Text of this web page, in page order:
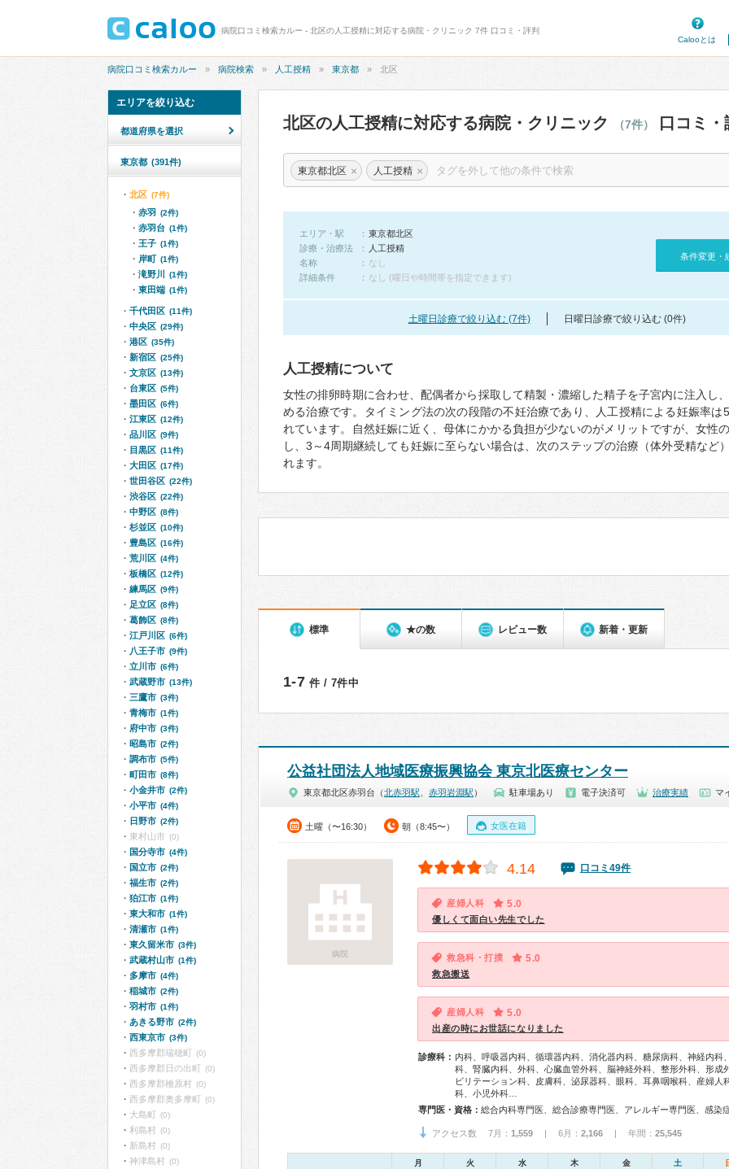
病院口コミ検索カルー - 北区の人工授精に対応する病院・クリニック 7件 口コミ・評判
Calooとは
病院口コミ検索カルー 病院検索 人工授精 東京都 北区
北区の人工授精に対応する病院・クリニック （7件） 口コミ・
東京都北区 × 人工授精 ×
エリア・駅
東京都北区
診療・治療法
人工授精
名称
なし
詳細条件
なし (曜日や時間帯を指定できます)
条件変更・
土曜日診療で絞り込む (7件) 日曜日診療で絞り込む (0件)
人工授精について
女性の排卵時期に合わせ、配偶者から採取して精製・濃縮した精子を子宮内に注入し
める治療です。タイミング法の次の段階の不妊治療であり、人工授精による妊娠率は
れています。自然妊娠に近く、母体にかかる負担が少ないのがメリットですが、女性
し、3～4周期継続しても妊娠に至らない場合は、次のステップの治療（体外受精など
れます。
標準 ★の数 レビュー数 新着・更新
1-7 件 / 7件中
公益社団法人地域医療振興協会 東京北医療センター
東京都北区赤羽台（北赤羽駅 赤羽岩淵駅 ） 駐車場あり 電子決済可 治療実績 マ
土曜（〜16:30） 朝（8:45〜） 女医在籍
病院
4.14 口コミ49件
産婦人科 5.0
優しくて面白い先生でした
救急科・打撲 5.0
救急搬送
産婦人科 5.0
出産の時にお世話になりました
診療科： 内科、呼吸器内科、循環器内科、消化器内科、糖尿病科、神経内科
科、腎臓内科、外科、心臓血管外科、脳神経外科、整形外科、形成
ビリテーション科、皮膚科、泌尿器科、眼科、耳鼻咽喉科、産婦人
科、小児外科…
専門医・資格：
アクセス数 7月： 1,559 | 6月： 2,166 | 年間： 25,545
月 火 水 木 金 土
エリアを絞り込む
都道府県を選択
東京都 (391件)
北区 (7件)
赤羽 (2件)
赤羽台 (1件)
王子 (1件)
岸町 (1件)
滝野川 (1件)
東田端 (1件)
千代田区 (11件)
中央区 (29件)
港区 (35件)
新宿区 (25件)
文京区 (13件)
台東区 (5件)
墨田区 (6件)
江東区 (12件)
品川区 (9件)
目黒区 (11件)
大田区 (17件)
世田谷区 (22件)
渋谷区 (22件)
中野区 (8件)
杉並区 (10件)
豊島区 (16件)
荒川区 (4件)
板橋区 (12件)
練馬区 (9件)
足立区 (8件)
葛飾区 (8件)
江戸川区 (6件)
八王子市 (9件)
立川市 (6件)
武蔵野市 (13件)
三鷹市 (3件)
青梅市 (1件)
府中市 (3件)
昭島市 (2件)
調布市 (5件)
町田市 (8件)
小金井市 (2件)
小平市 (4件)
日野市 (2件)
東村山市 (0)
国分寺市 (4件)
国立市 (2件)
福生市 (2件)
狛江市 (1件)
東大和市 (1件)
清瀬市 (1件)
東久留米市 (3件)
武蔵村山市 (1件)
多摩市 (4件)
稲城市 (2件)
羽村市 (1件)
あきる野市 (2件)
西東京市 (3件)
西多摩郡瑞穂町 (0)
西多摩郡日の出町 (0)
西多摩郡檜原村 (0)
西多摩郡奥多摩町 (0)
大島町 (0)
利島村 (0)
新島村 (0)
神津島村 (0)